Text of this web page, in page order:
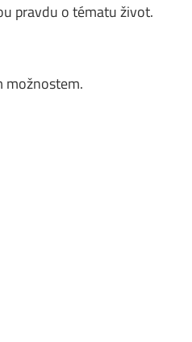
pravdu o tématu život.
možnostem.